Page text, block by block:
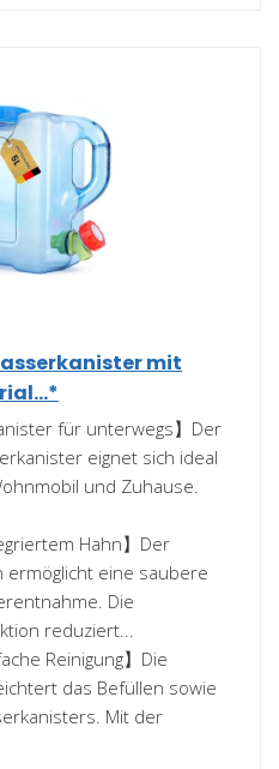
mit
für unterwegs】Der
eignet sich ideal
und Zuhause.
Hahn】Der
eine saubere
Die
reduziert...
Reinigung】Die
das Befüllen sowie
Mit der